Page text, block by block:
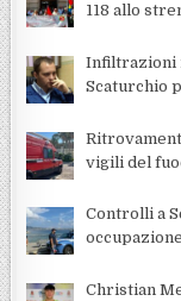
118 allo
Infiltrazioni
Scaturchio
vigili del
Controlli a
Christian